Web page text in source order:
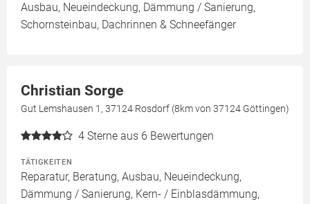
Ausbau, Neueindeckung, Dämmung / Sanierung,
Schornsteinbau, Dachrinnen & Schneefänger
Christian Sorge
Gut Lemshausen 1, 37124 Rosdorf (8km von 37124 Göttingen)
4 Sterne aus 6 Bewertungen
TÄTIGKEITEN
Reparatur, Beratung, Ausbau, Neueindeckung,
Dämmung / Sanierung, Kern- / Einblasdämmung,